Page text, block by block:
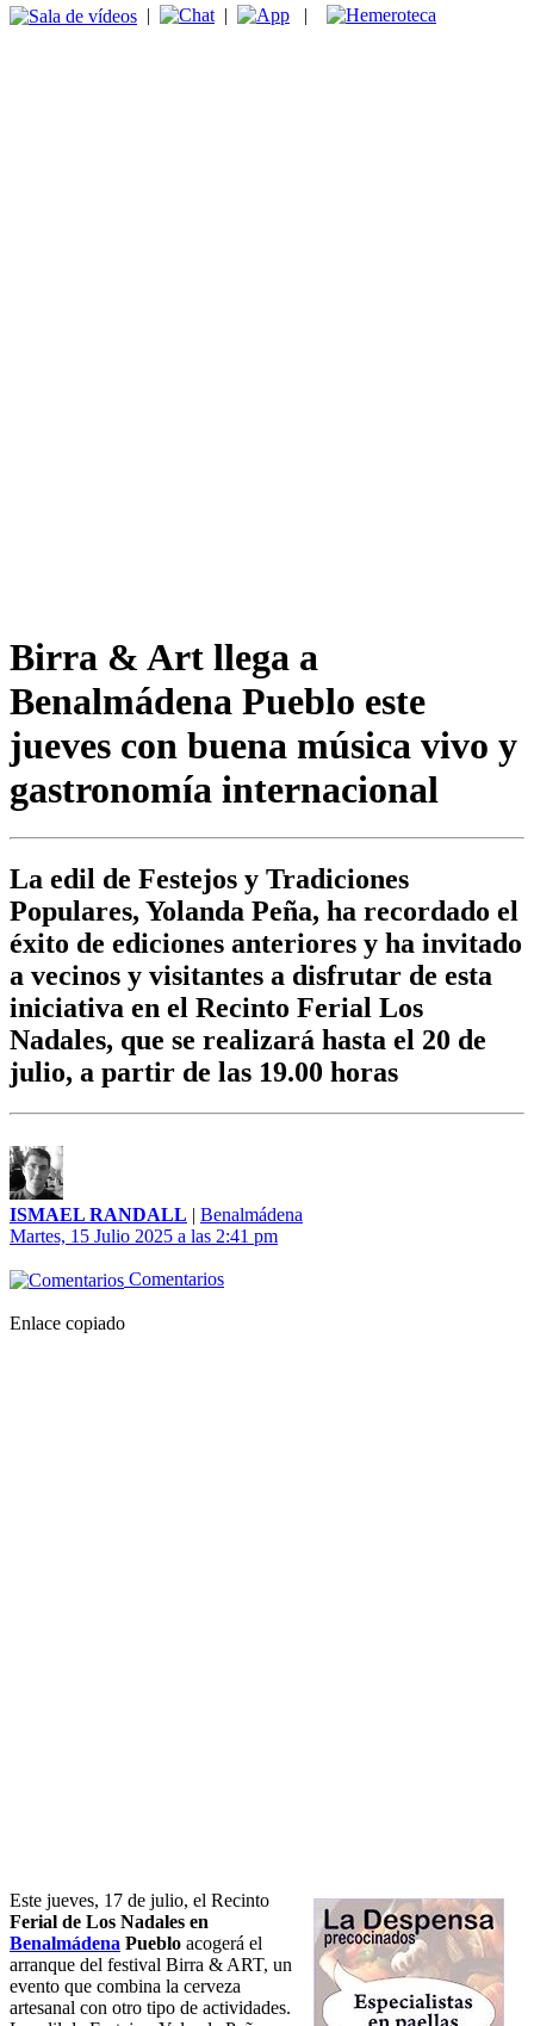
| | |
Birra & Art llega a
Benalmádena Pueblo este
jueves con buena música vivo y
gastronomía internacional
La edil de Festejos y Tradiciones
Populares, Yolanda Peña, ha recordado el
éxito de ediciones anteriores y ha invitado
a vecinos y visitantes a disfrutar de esta
iniciativa en el Recinto Ferial Los
Nadales, que se realizará hasta el 20 de
julio, a partir de las 19.00 horas
ISMAEL RANDALL | Benalmádena
Martes, 15 Julio 2025 a las 2:41 pm
Comentarios
Enlace copiado
Este jueves, 17 de julio, el Recinto
Ferial de Los Nadales en
Benalmádena Pueblo acogerá el
arranque del festival Birra & ART, un
evento que combina la cerveza
artesanal con otro tipo de actividades.